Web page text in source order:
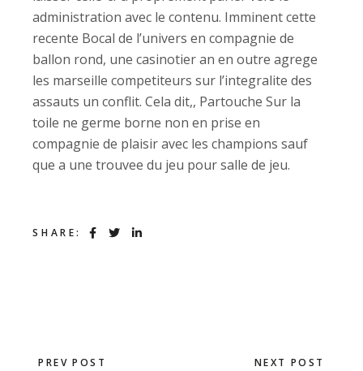
administration avec le contenu. Imminent cette
recente Bocal de l’univers en compagnie de
ballon rond, une casinotier an en outre agrege
les marseille competiteurs sur l’integralite des
assauts un conflit. Cela dit,, Partouche Sur la
toile ne germe borne non en prise en
compagnie de plaisir avec les champions sauf
que a une trouvee du jeu pour salle de jeu.
SHARE:
PREV POST NEXT POST